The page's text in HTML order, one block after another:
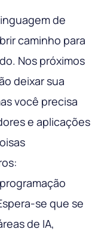
de
caminho para
Nos próximos
deixar sua
você precisa
e aplicações
se que se
de IA,